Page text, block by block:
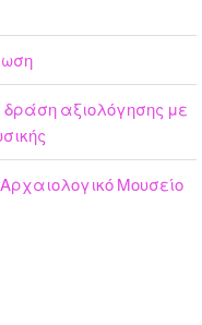
δράση αξιολόγησης με
Μουσείο